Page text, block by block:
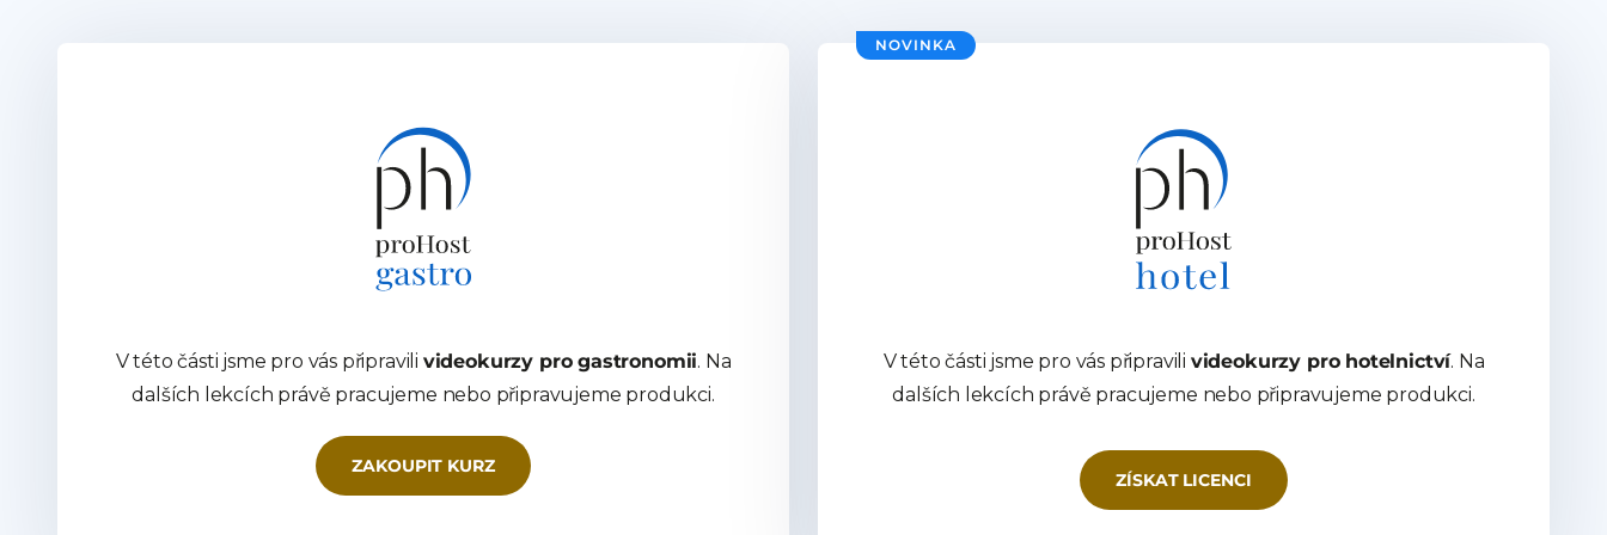
V této části jsme pro vás připravili videokurzy pro gastronomii. Na
dalších lekcích právě pracujeme nebo připravujeme produkci.
ZAKOUPIT KURZ
NOVINKA
V této části jsme pro vás připravili videokurzy pro hotelnictví. Na
dalších lekcích právě pracujeme nebo připravujeme produkci.
ZÍSKAT LICENCI